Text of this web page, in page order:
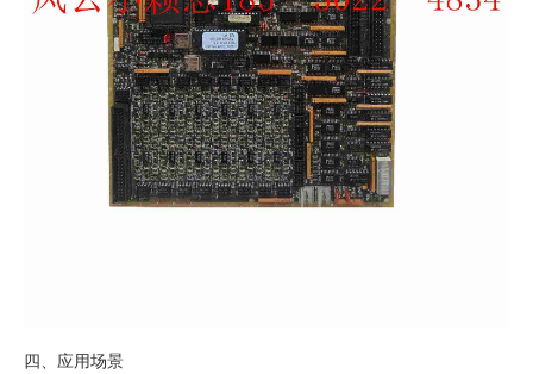
四、应用场景